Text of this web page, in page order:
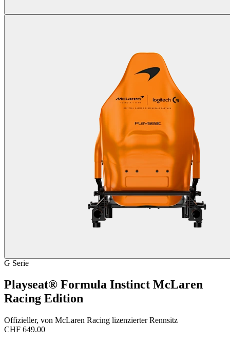
G Serie
Playseat® Formula Instinct McLaren
Racing Edition
Offizieller, von McLaren Racing lizenzierter Rennsitz
CHF 649.00